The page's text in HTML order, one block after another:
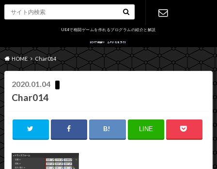
UE4で格闘ゲームを作れるプログラムの紹介と解説
せ
HOME Char014
2020.01.04
Char014
LINE